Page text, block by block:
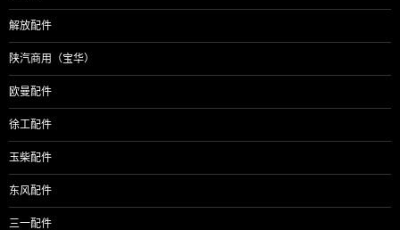
解放配件
陕汽商用（宝华）
欧曼配件
徐工配件
玉柴配件
东风配件
三一配件